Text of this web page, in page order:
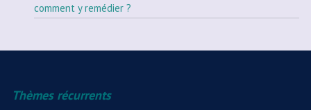
comment y remédier ?
Thèmes récurrents